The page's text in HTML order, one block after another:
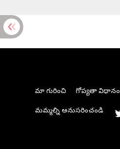
మా గురించి గోప్యతా విధానం
మమ్మల్ని అనుసరించండి